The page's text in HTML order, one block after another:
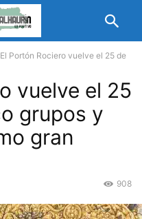
El Portón Rociero vuelve el 25 de
vuelve el 25
grupos y
gran
908